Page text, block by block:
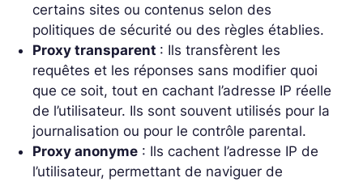
certains sites ou contenus selon des
politiques de sécurité ou des règles établies.
Proxy transparent : Ils transfèrent les
requêtes et les réponses sans modifier quoi
que ce soit, tout en cachant l’adresse IP réelle
de l’utilisateur. Ils sont souvent utilisés pour la
journalisation ou pour le contrôle parental.
Proxy anonyme : Ils cachent l’adresse IP de
l’utilisateur, permettant de naviguer de